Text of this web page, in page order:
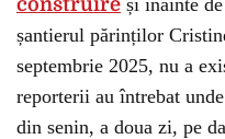
șantierul părinților
septembrie 2025, nu a
reporterii au întrebat
din senin, a doua zi, pe